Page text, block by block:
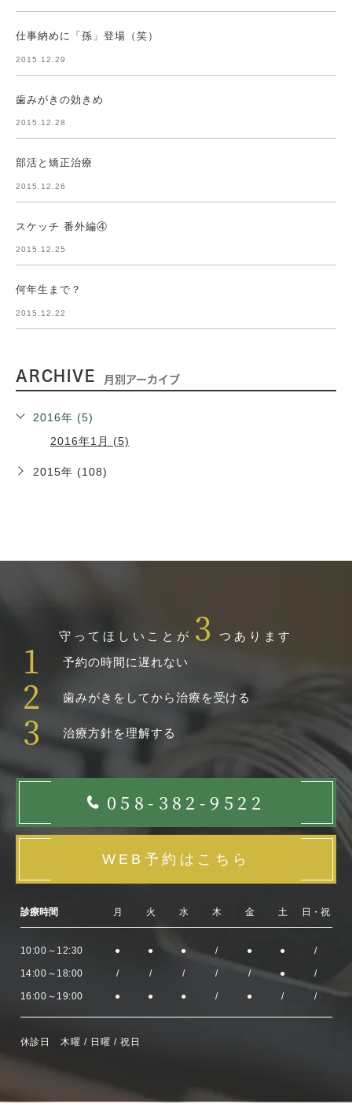
仕事納めに「孫」登場（笑）
2015.12.29
歯みがきの効きめ
2015.12.28
部活と矯正治療
2015.12.26
スケッチ 番外編④
2015.12.25
何年生まで？
2015.12.22
ARCHIVE 月別アーカイブ
2016年 (5)
2016年1月 (5)
2015年 (108)
守ってほしいことが 3つあります
1 予約の時間に遅れない
2 歯みがきをしてから治療を受ける
3 治療方針を理解する
058-382-9522
WEB予約はこちら
診療時間 月 火 水 木 金 土 日・祝
10:00～12:30 ● ● ● / ● ● /
14:00～18:00 / / / / / ● /
16:00～19:00 ● ● ● / ● / /
休診日 木曜 / 日曜 / 祝日